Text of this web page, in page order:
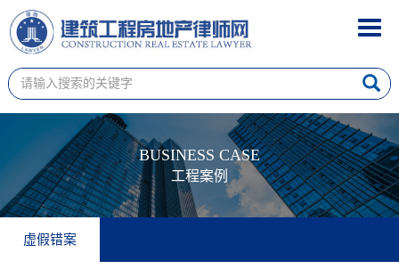
BUSINESS CASE
工程案例
虚假错案